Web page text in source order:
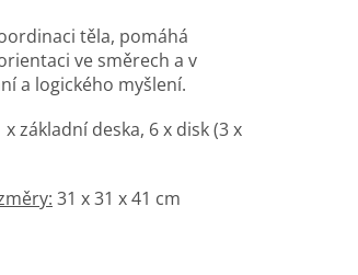
těla, pomáhá
ve směrech a v
a logického myšlení.
základní deska, 6 x disk (3 x
31 x 31 x 41 cm